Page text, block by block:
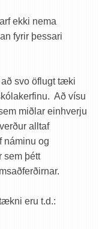
ekki nema
fyrir þessari
að svo öflugt tæki
Að vísu
miðlar einhverju
alltaf
náminu og
sem þétt
eru t.d.: